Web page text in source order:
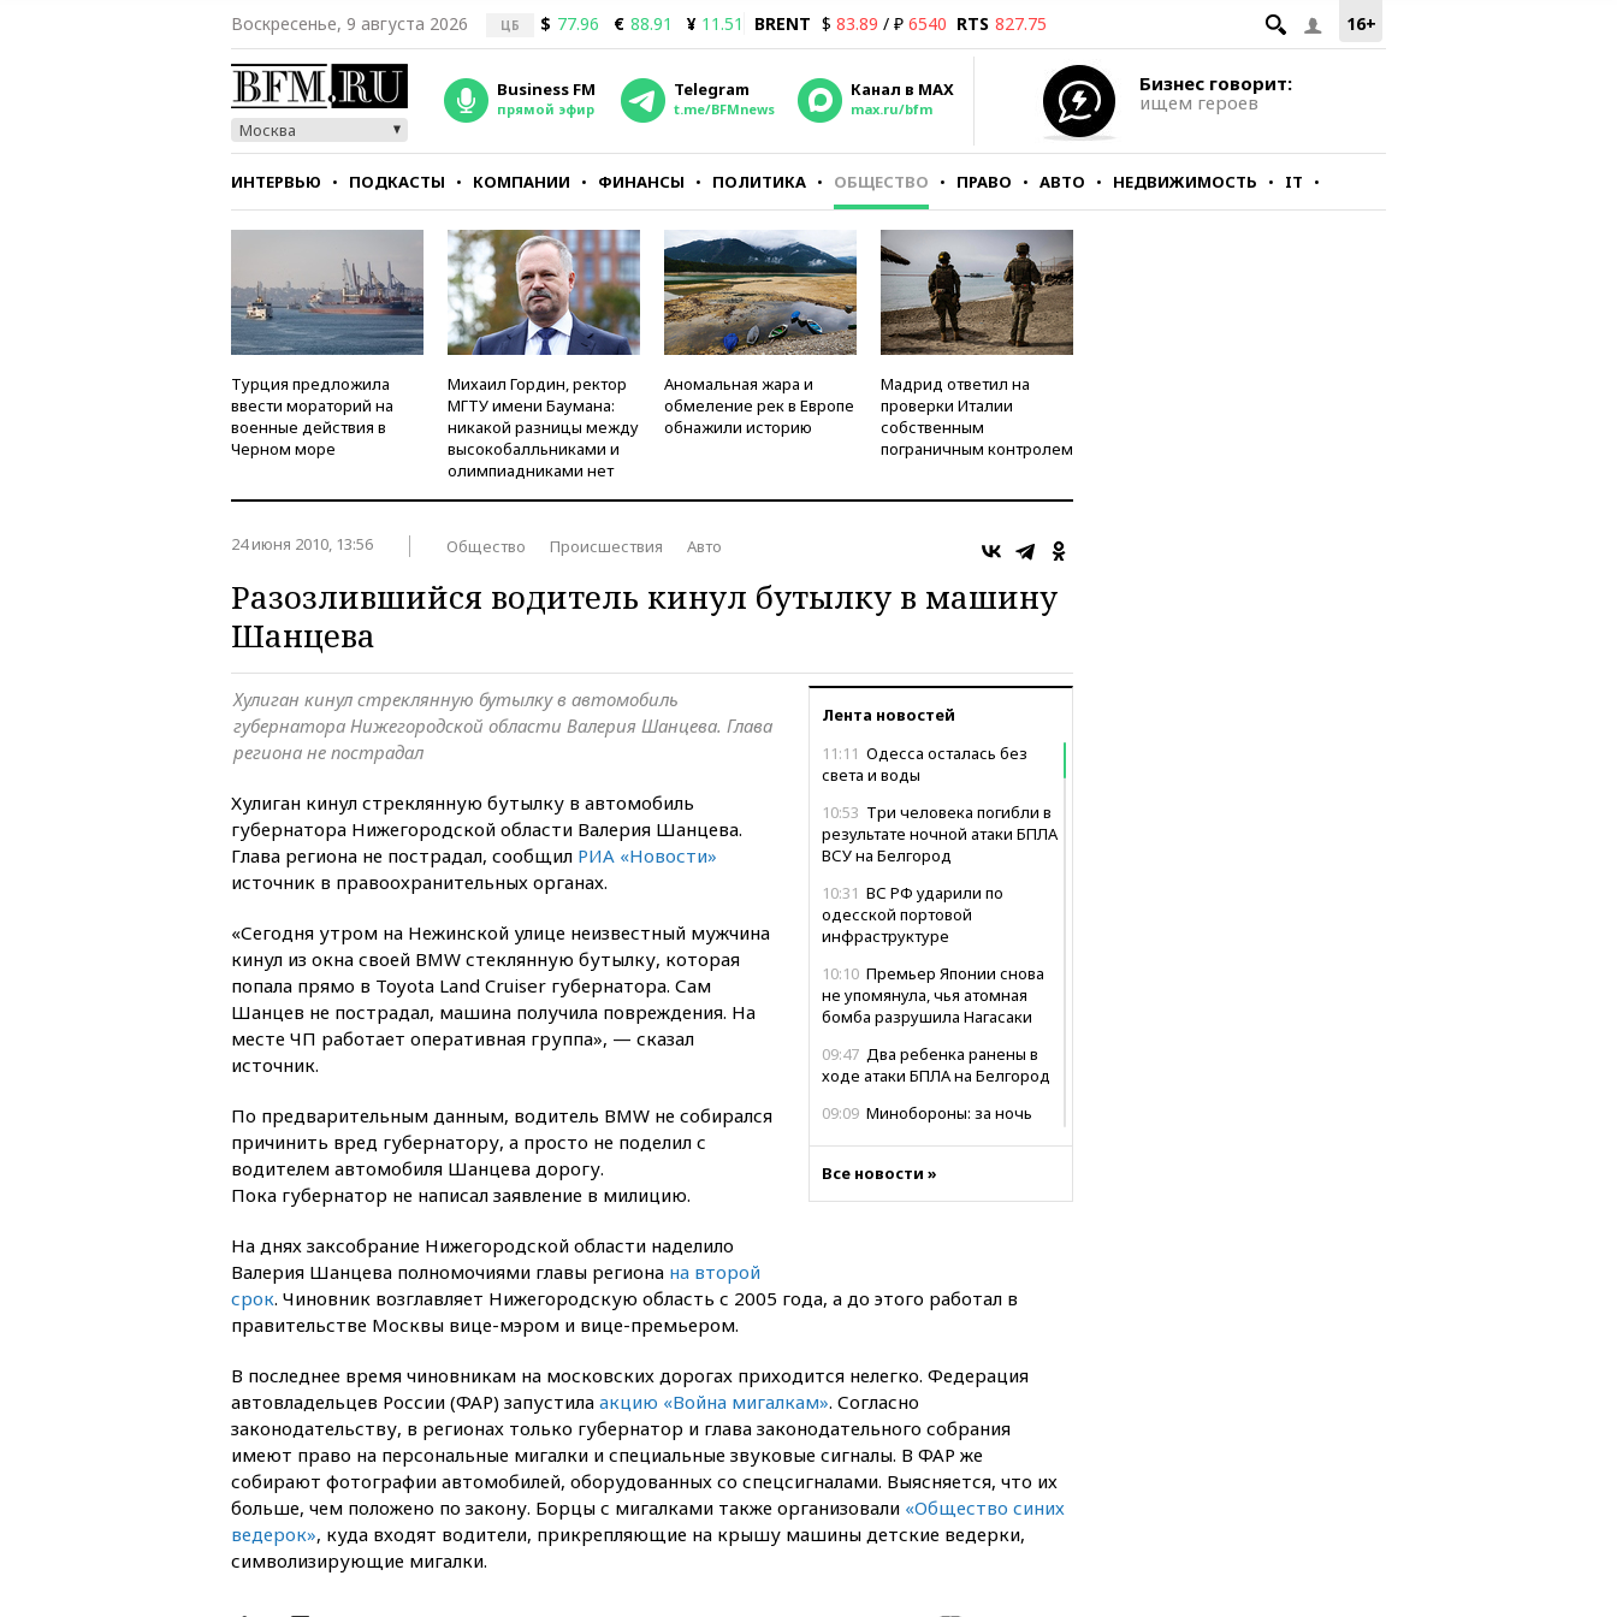
16+
Воскресенье, 9 августа 2026 ЦБ $ 77.96 € 88.91 ¥ 11.51 BRENT $ 83.89 / ₽ 6540 RTS 827.75
Москва
Business FM
прямой эфир
Telegram
t.me/BFMnews
Канал в MAX
max.ru/bfm
Бизнес говорит:
ищем героев
ИНТЕРВЬЮ ПОДКАСТЫ КОМПАНИИ ФИНАНСЫ ПОЛИТИКА ОБЩЕСТВО ПРАВО АВТО НЕДВИЖИМОСТЬ IT
СТИЛЬ ТЕСТЫ
Турция предложила
ввести мораторий на
военные действия в
Черном море
Михаил Гордин, ректор
МГТУ имени Баумана:
никакой разницы между
высокобалльниками и
олимпиадниками нет
Аномальная жара и
обмеление рек в Европе
обнажили историю
Мадрид ответил на
проверки Италии
собственным
пограничным контролем
24 июня 2010, 13:56 Общество Происшествия Авто
Разозлившийся водитель кинул бутылку в машину
Шанцева
Лента новостей
11:11 Одесса осталась без
света и воды
10:53 Три человека погибли в
результате ночной атаки БПЛА
ВСУ на Белгород
10:31 ВС РФ ударили по
одесской портовой
инфраструктуре
10:10 Премьер Японии снова
не упомянула, чья атомная
бомба разрушила Нагасаки
09:47 Два ребенка ранены в
ходе атаки БПЛА на Белгород
09:09 Минобороны: за ночь
08:50 Состояние здоровья
06:25У берегов Италии
«Одиссея» Нолана
собрала в мировом прокате
свыше $1 млрд
Собянин сообщил о
высоких темпах строительства
недвижимости в Москве
Россиянин в среднем
Все новости »
Хулиган кинул стреклянную бутылку в автомобиль
губернатора Нижегородской области Валерия Шанцева. Глава
региона не пострадал
Хулиган кинул стреклянную бутылку в автомобиль
губернатора Нижегородской области Валерия Шанцева.
Глава региона не пострадал, сообщил РИА «Новости»
источник в правоохранительных органах.
«Сегодня утром на Нежинской улице неизвестный мужчина
кинул из окна своей BMW стеклянную бутылку, которая
попала прямо в Toyota Land Cruiser губернатора. Сам
Шанцев не пострадал, машина получила повреждения. На
месте ЧП работает оперативная группа», — сказал
источник.
По предварительным данным, водитель BMW не собирался
причинить вред губернатору, а просто не поделил с
водителем автомобиля Шанцева дорогу.
Пока губернатор не написал заявление в милицию.
На днях заксобрание Нижегородской области наделило
Валерия Шанцева полномочиями главы региона на второй
срок. Чиновник возглавляет Нижегородскую область с 2005 года, а до этого работал в
правительстве Москвы вице-мэром и вице-премьером.
В последнее время чиновникам на московских дорогах приходится нелегко. Федерация
автовладельцев России (ФАР) запустила акцию «Война мигалкам». Согласно
законодательству, в регионах только губернатор и глава законодательного собрания
имеют право на персональные мигалки и специальные звуковые сигналы. В ФАР же
собирают фотографии автомобилей, оборудованных со спецсигналами. Выясняется, что их
больше, чем положено по закону. Борцы с мигалками также организовали «Общество синих
ведерок», куда входят водители, прикрепляющие на крышу машины детские ведерки,
символизирующие мигалки.